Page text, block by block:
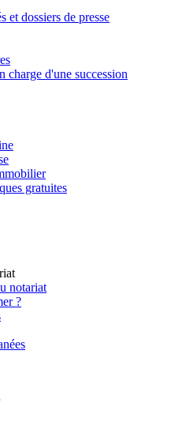
et dossiers de presse
charge d'une succession
gratuites
notariat
?